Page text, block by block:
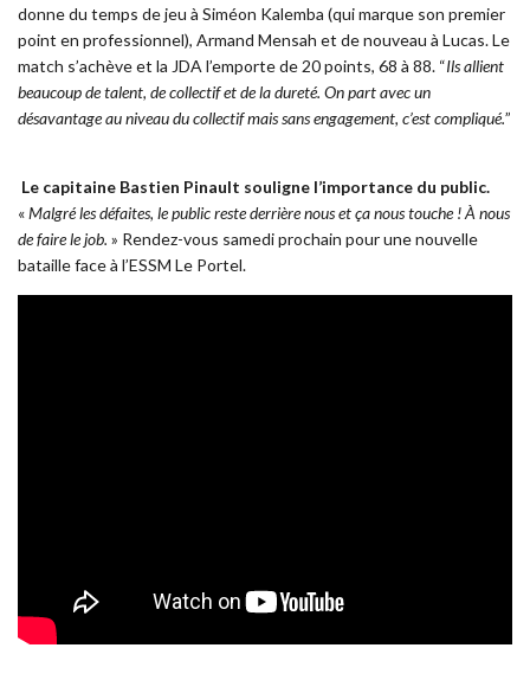
donne du temps de jeu à Siméon Kalemba (qui marque son premier
point en professionnel), Armand Mensah et de nouveau à Lucas. Le
match s’achève et la JDA l’emporte de 20 points, 68 à 88. “Ils allient
beaucoup de talent, de collectif et de la dureté. On part avec un
désavantage au niveau du collectif mais sans engagement, c’est compliqué.”
Le capitaine Bastien Pinault souligne l’importance du public.
«Malgré les défaites, le public reste derrière nous et ça nous touche ! À nous
de faire le job. » Rendez-vous samedi prochain pour une nouvelle
bataille face à l’ESSM Le Portel.